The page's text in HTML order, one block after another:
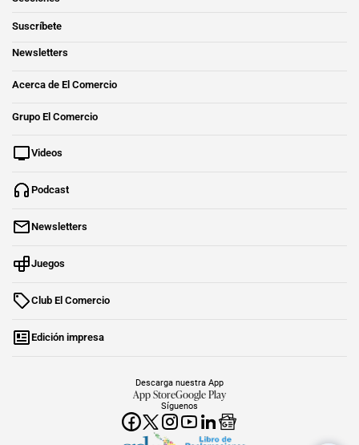
Suscríbete
Newsletters
Acerca de El Comercio
Grupo El Comercio
Videos
Podcast
Newsletters
Juegos
Club El Comercio
Edición impresa
Síguenos
Descarga nuestra App
App StoreGoogle Play